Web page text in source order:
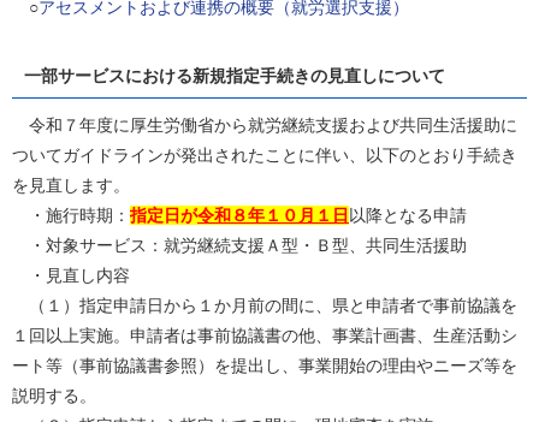
○アセスメントおよび連携の概要（就労選択支援）
一部サービスにおける新規指定手続きの見直しについて
令和７年度に厚生労働省から就労継続支援および共同生活援助に
ついてガイドラインが発出されたことに伴い、以下のとおり手続き
を見直します。
・施行時期： 指定日が令和８年１０月１日 以降となる申請
・対象サービス：就労継続支援Ａ型・Ｂ型、共同生活援助
・見直し内容
（１）指定申請日から１か月前の間に、県と申請者で事前協議を
１回以上実施。申請者は事前協議書の他、事業計画書、生産活動シ
ート等（事前協議書参照）を提出し、事業開始の理由やニーズ等を
説明する。